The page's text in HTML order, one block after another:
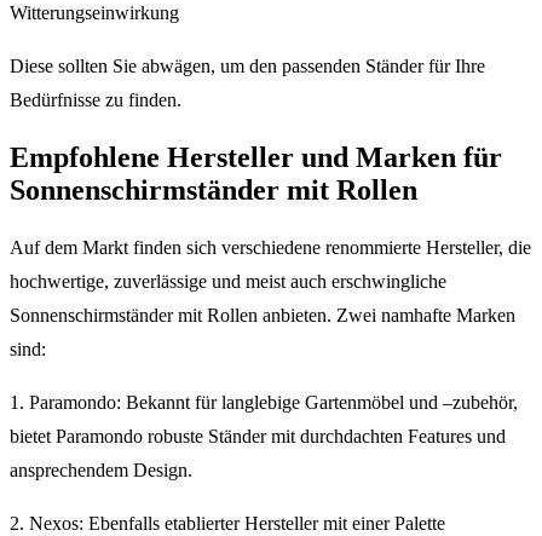
Witterungseinwirkung
Diese sollten Sie abwägen, um den passenden Ständer für Ihre
Bedürfnisse zu finden.
Empfohlene Hersteller und Marken für
Sonnenschirmständer mit Rollen
Auf dem Markt finden sich verschiedene renommierte Hersteller, die
hochwertige, zuverlässige und meist auch erschwingliche
Sonnenschirmständer mit Rollen anbieten. Zwei namhafte Marken
sind:
1. Paramondo: Bekannt für langlebige Gartenmöbel und –zubehör,
bietet Paramondo robuste Ständer mit durchdachten Features und
ansprechendem Design.
2. Nexos: Ebenfalls etablierter Hersteller mit einer Palette